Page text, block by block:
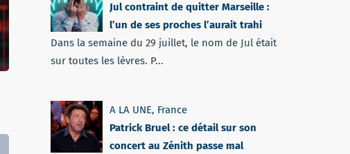
Jul contraint de quitter Marseille :
l’un de ses proches l’aurait trahi
Dans la semaine du 29 juillet, le nom de Jul était
sur toutes les lèvres. P...
A LA UNE, France
Patrick Bruel : ce détail sur son
concert au Zénith passe mal